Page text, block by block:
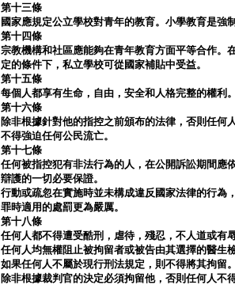
第十三條
國家應規定公立學校對青年的教育。小學教育是強
第十四條
宗教機構和社區應能夠在青年教育方面平等合作。
定的條件下，私立學校可從國家補貼中受益。
第十五條
每個人都享有生命，自由，安全和人格完整的權利。
第十六條
除非根據針對他的指控之前頒布的法律，否則任何
不得強迫任何公民流亡。
第十七條
任何被指控犯有非法行為的人，在公開訴訟期間應
辯護的一切必要保證。
行動或疏忽在實施時並未構成違反國家法律的行為
罪時適用的處罰更為嚴厲。
第十八條
任何人都不得遭受酷刑，虐待，殘忍，不人道或有
任何人均無權阻止被拘留者或被告由其選擇的醫生檢
如果任何人不屬於現行刑法規定，則不得將其拘留。
除非根據裁判官的決定必須拘留他，否則任何人不